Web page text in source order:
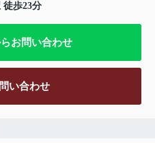
徒歩23分
お問い合わせ
い合わせ